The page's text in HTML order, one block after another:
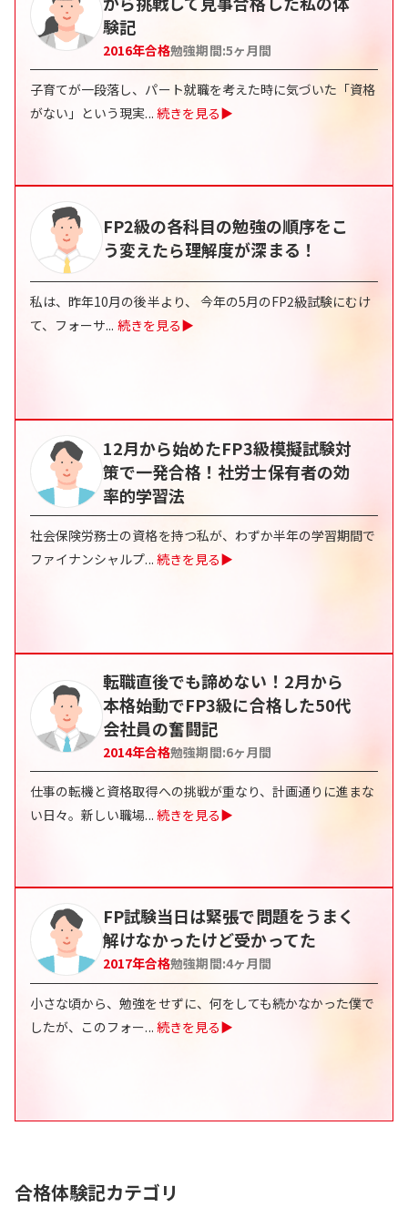
験記
2016年合格勉強期間:5ヶ月間
子育てが一段落し、パート就職を考えた時に気づいた「資格
がない」という現実... 続きを見る▶
FP2級の各科目の勉強の順序をこ
う変えたら理解度が深まる！
私は、昨年10月の後半より、 今年の5月のFP2級試験にむけ
て、フォーサ... 続きを見る▶
12月から始めたFP3級模擬試験対
策で一発合格！社労士保有者の効
率的学習法
社会保険労務士の資格を持つ私が、わずか半年の学習期間で
ファイナンシャルプ... 続きを見る▶
転職直後でも諦めない！2月から
本格始動でFP3級に合格した50代
会社員の奮闘記
2014年合格勉強期間:6ヶ月間
仕事の転機と資格取得への挑戦が重なり、計画通りに進まな
い日々。新しい職場... 続きを見る▶
FP試験当日は緊張で問題をうまく
解けなかったけど受かってた
2017年合格勉強期間:4ヶ月間
小さな頃から、勉強をせずに、何をしても続かなかった僕で
したが、このフォー... 続きを見る▶
合格体験記カテゴリ